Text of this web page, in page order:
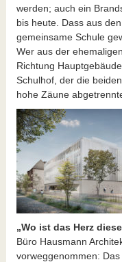
werden; auch ein
bis heute. Dass aus
gemeinsame Schule
Wer aus der
Richtung
Schulhof, der die
hohe Zäune
„Wo ist das Herz
Büro Hausmann
vorweggenommen: